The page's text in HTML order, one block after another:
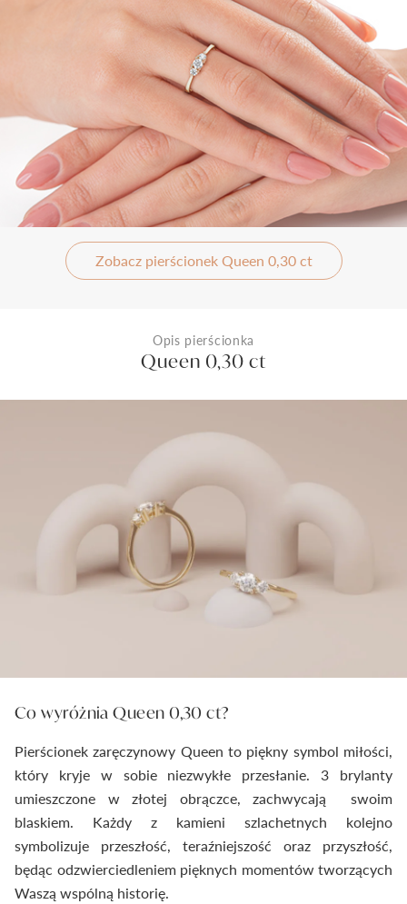
Zobacz pierścionek Queen 0,30 ct
Opis pierścionka
Queen 0,30 ct
Co wyróżnia Queen 0,30 ct?
Pierścionek zaręczynowy Queen to piękny symbol miłości,
który kryje w sobie niezwykłe przesłanie. 3 brylanty
umieszczone w złotej obrączce, zachwycają swoim
blaskiem. Każdy z kamieni szlachetnych kolejno
symbolizuje przeszłość, teraźniejszość oraz przyszłość,
będąc odzwierciedleniem pięknych momentów tworzących
Waszą wspólną historię.